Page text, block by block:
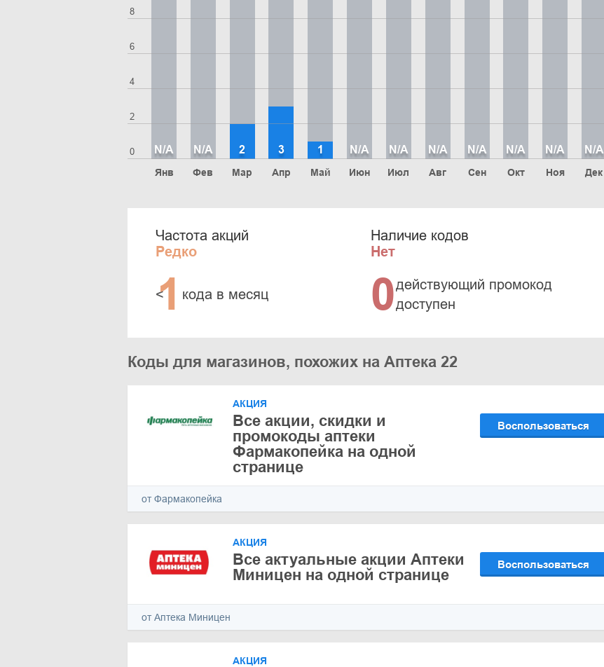
0
2
4
6
8
Янв
N/A
Фев
N/A
Мар
2
Апр
3
Май
1
Июн
N/A
Июл
N/A
Авг
N/A
Сен
N/A
Окт
N/A
Ноя
N/A
Дек
N/A
Частота акций
Редко
<
1 кода в месяц
Наличие кодов
Нет
0действующий промокод
доступен
Коды для магазинов, похожих на Аптека 22
АКЦИЯ
Все акции, скидки и
промокоды аптеки
Фармакопейка на одной
странице
Воспользоваться
от Фармакопейка
АКЦИЯ
Все актуальные акции Аптеки
Миницен на одной странице
Воспользоваться
от Аптека Миницен
АКЦИЯ